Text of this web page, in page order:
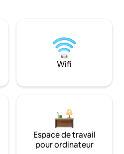
Wifi
Espace de travail
pour ordinateur